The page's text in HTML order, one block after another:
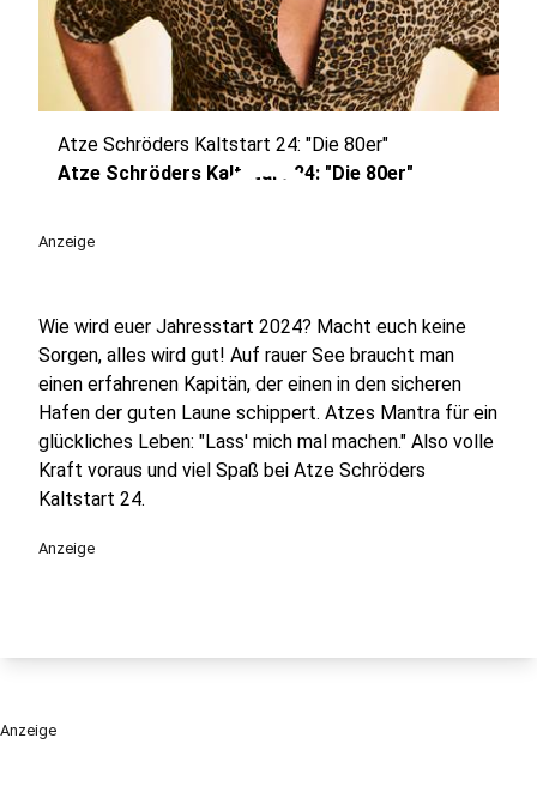
play_circle
Atze Schröders Kaltstart 24: "Die 80er"
Atze Schröders Kaltstart 24: "Die 80er"
Anzeige
Wie wird euer Jahresstart 2024? Macht euch keine
Sorgen, alles wird gut! Auf rauer See braucht man
einen erfahrenen Kapitän, der einen in den sicheren
Hafen der guten Laune schippert. Atzes Mantra für ein
glückliches Leben: "Lass' mich mal machen." Also volle
Kraft voraus und viel Spaß bei Atze Schröders
Kaltstart 24.
Anzeige
Anzeige